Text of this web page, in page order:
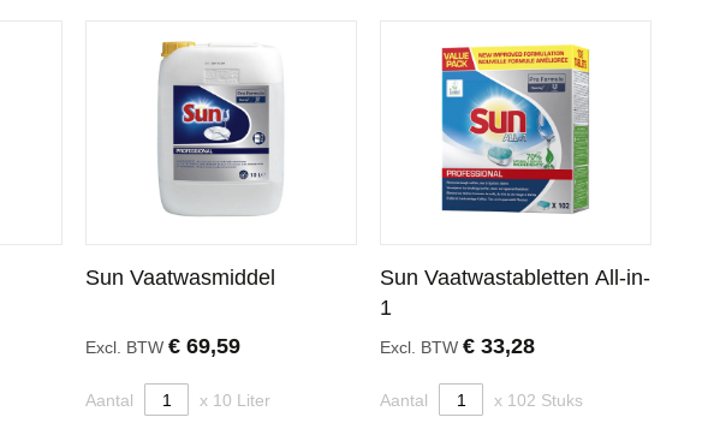
Sun Vaatwasmiddel
Excl. BTW€ 69,59
Aantal x 10 Liter
Sun Vaatwastabletten All-in-
1
Excl. BTW€ 33,28
Aantal x 102 Stuks